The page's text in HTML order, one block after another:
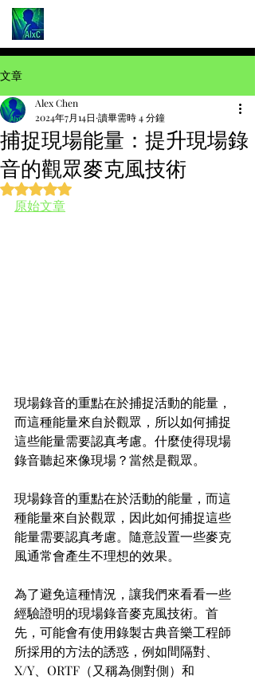
文章
捕捉現場能量：提升現場錄
音的觀眾麥克風技術
Alex Chen
2024年7月14日 讀畢需時 4 分鐘
評等為 NaN（最高為 5 顆星）。
原始文章
現場錄音的重點在於捕捉活動的能量，
而這種能量來自於觀眾，所以如何捕捉
這些能量需要認真考慮。什麼使得現場
錄音聽起來像現場？當然是觀眾。
現場錄音的重點在於活動的能量，而這
種能量來自於觀眾，因此如何捕捉這些
能量需要認真考慮。隨意設置一些麥克
風通常會產生不理想的效果。
為了避免這種情況，讓我們來看看一些
經驗證明的現場錄音麥克風技術。首
先，可能會有使用錄製古典音樂工程師
所採用的方法的誘惑，例如間隔對、
X/Y、ORTF（又稱為側對側）和